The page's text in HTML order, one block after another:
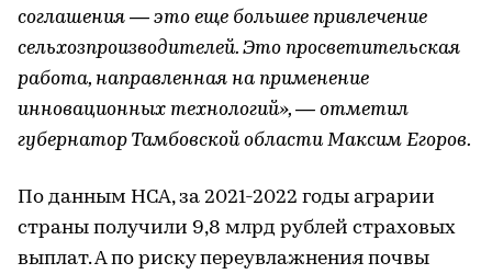
соглашения ― это еще большее привлечение
сельхозпроизводителей. Это просветительская
работа, направленная на применение
инновационных технологий», ― отметил
губернатор Тамбовской области Максим Егоров.
По данным НСА, за 2021-2022 годы аграрии
страны получили 9,8 млрд рублей страховых
выплат. А по риску переувлажнения почвы